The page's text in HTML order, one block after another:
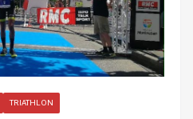
TRIATHLON